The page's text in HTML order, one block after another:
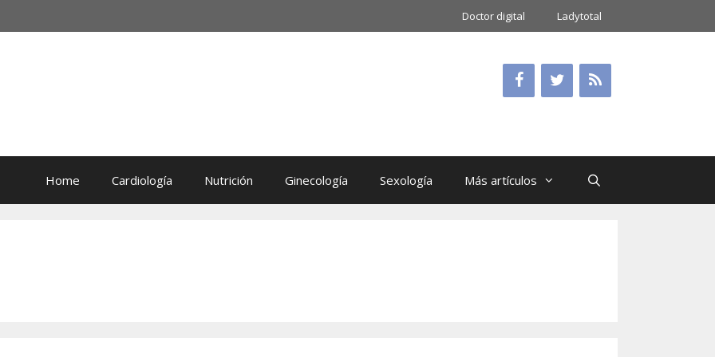
Doctor digital Ladytotal
Home Cardiología Nutrición Ginecología Sexología Más artículos